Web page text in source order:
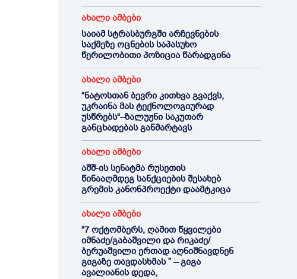
ახალი ამბები
საიამ სტრასბურგში არჩევნების
საქმეზე ოცნების საპასუხო
წერილობითი პოზიცია წარადგინა
ახალი ამბები
“ნატოსთან ბევრი კითხვა გვაქვს,
უკრაინა მას ტექნოლოგიურად
უსწრებს“–ზალუჟნი საკუთარ
განცხადებას განმარტავს
ახალი ამბები
აშშ-ის სენატმა რუსეთის
წინააღმდეგ სანქციების შესახებ
გრემის კანონპროექტი დაამტკიცა
ახალი ამბები
“7 ოქტომბერს, ღამით წყვილები
იმნაძე/გაბაშვილი და რიკაძე/
ბერუაშვილი ერთად აღნიშნავდნენ
გიგაზე თავდასხმას ” – გიგა
ავალიანის დედა,